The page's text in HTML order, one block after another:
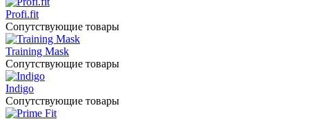
Profi.fit
Сопутствующие товары
Training Mask
Сопутствующие товары
Indigo
Сопутствующие товары